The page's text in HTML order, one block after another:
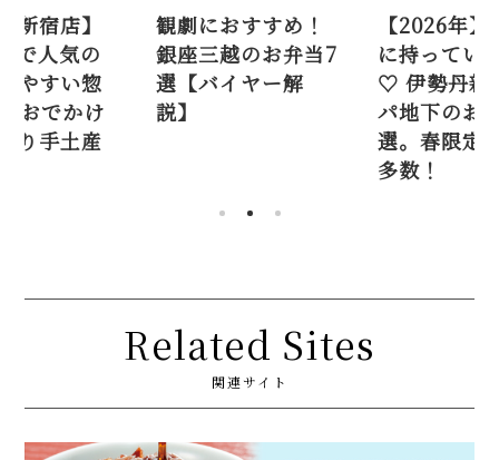
すすめ！
のお弁当7
ヤー解
【2026年】お花見
に持っていきたい
♡ 伊勢丹新宿店デ
パ地下のお弁当9
【伊勢丹
デパ地下で
シェアしや
菜10品。
や持ち寄り
にも！
Related Sites
関連サイト